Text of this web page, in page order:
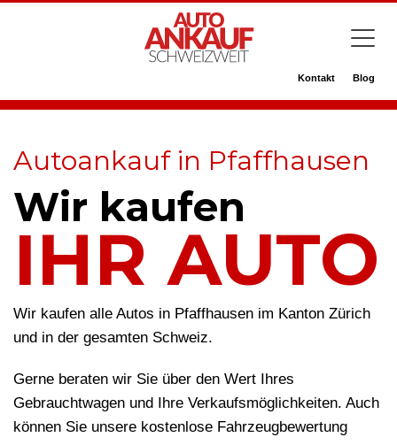
Kontakt Blog
Autoankauf in Pfaffhausen
Wir kaufen
IHR AUTO
Wir kaufen alle Autos in Pfaffhausen im Kanton Zürich
und in der gesamten Schweiz.
Gerne beraten wir Sie über den Wert Ihres
Gebrauchtwagen und Ihre Verkaufsmöglichkeiten. Auch
können Sie unsere kostenlose Fahrzeugbewertung